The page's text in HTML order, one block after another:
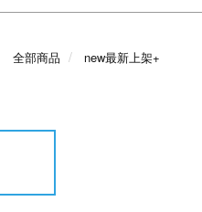
全部商品 new最新上架+